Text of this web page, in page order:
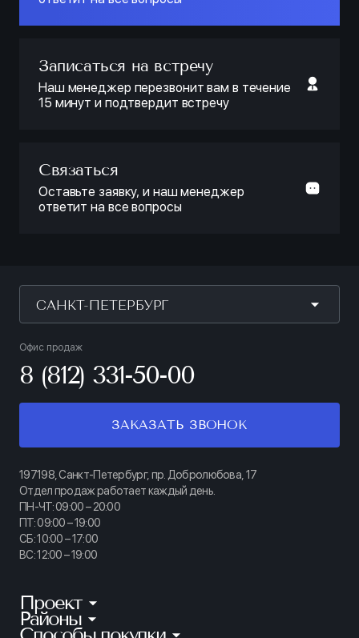
Записаться на встречу
Наш менеджер перезвонит вам в течение
15 минут и подтвердит встречу
Связаться
Оставьте заявку, и наш менеджер
ответит на все вопросы
САНКТ-ПЕТЕРБУРГ
Офис продаж
8 (812) 331-50-00
ЗАКАЗАТЬ ЗВОНОК
197198, Санкт-Петербург, пр. Добролюбова, 17
Отдел продаж работает каждый день.
ПН-ЧТ: 09:00 – 20:00
ПТ: 09:00 – 19:00
СБ: 10:00 – 17:00
ВС: 12:00 – 19:00
Проект
КИНОПАРК
Районы
Калининский